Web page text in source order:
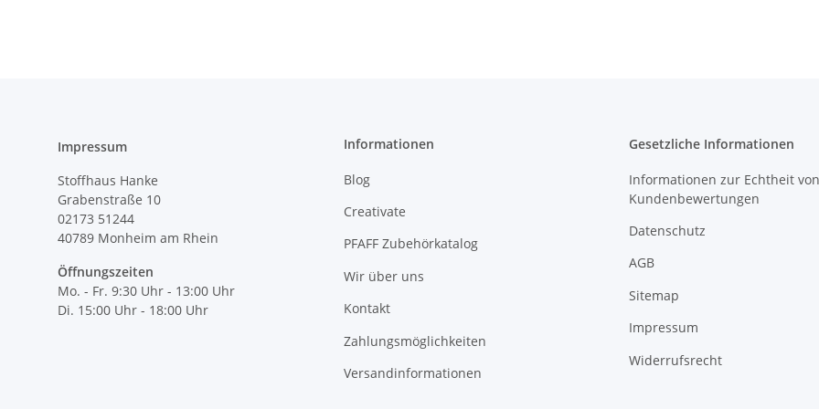
Impressum
Stoffhaus Hanke
Grabenstraße 10
02173 51244
40789 Monheim am Rhein
Öffnungszeiten
Mo. - Fr. 9:30 Uhr - 13:00 Uhr
Di. 15:00 Uhr - 18:00 Uhr
Informationen
Blog
Creativate
PFAFF Zubehörkatalog
Wir über uns
Kontakt
Zahlungsmöglichkeiten
Versandinformationen
Gesetzliche Informationen
Informationen zur Echtheit von
Kundenbewertungen
Datenschutz
AGB
Sitemap
Impressum
Widerrufsrecht